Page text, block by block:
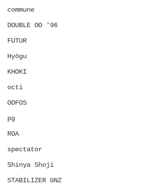
commune
DOUBLE OO '96
FUTUR
Hyōgu
KHOKI
octi
OOFOS
pg
ROA
spectator
Shinya Shoji
STABILIZER GNZ